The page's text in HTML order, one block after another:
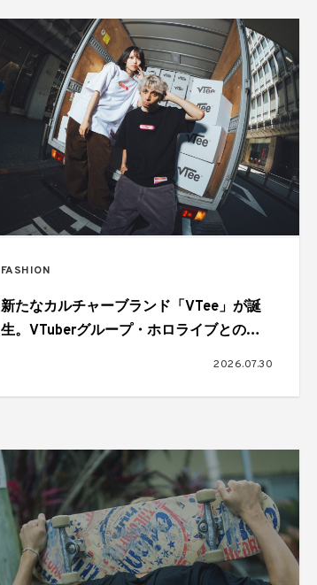
FASHION
新たなカルチャーブランド「VTee」が誕
生。VTuberグループ・ホロライブとのコ
2026.07.30